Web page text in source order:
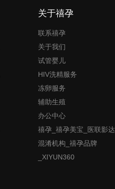
关于禧孕
联系禧孕
关于我们
试管婴儿
HIV洗精服务
冻卵服务
辅助生殖
办公中心
禧孕_禧孕美宝_医联影达
混淆机构_禧孕品牌
_XIYUN360